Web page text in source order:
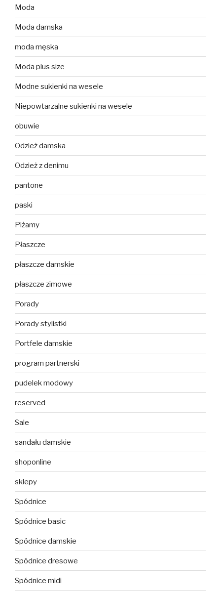
Moda
Moda damska
moda męska
Moda plus size
Modne sukienki na wesele
Niepowtarzalne sukienki na wesele
obuwie
Odzież damska
Odzież z denimu
pantone
paski
Piżamy
Płaszcze
płaszcze damskie
płaszcze zimowe
Porady
Porady stylistki
Portfele damskie
program partnerski
pudelek modowy
reserved
Sale
sandału damskie
shoponline
sklepy
Spódnice
Spódnice basic
Spódnice damskie
Spódnice dresowe
Spódnice midi